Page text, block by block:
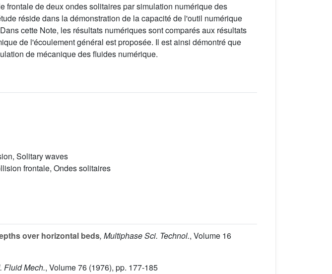
de deux ondes solitaires par simulation numérique des
réside dans la démonstration de la capacité de l'outil numérique
cette Note, les résultats numériques sont comparés aux résultats
de l'écoulement général est proposée. Il est ainsi démontré que
de mécanique des fluides numérique.
Solitary waves
frontale, Ondes solitaires
over horizontal beds, Multiphase Sci. Technol., Volume 16
Fluid Mech., Volume 76 (1976), pp. 177-185